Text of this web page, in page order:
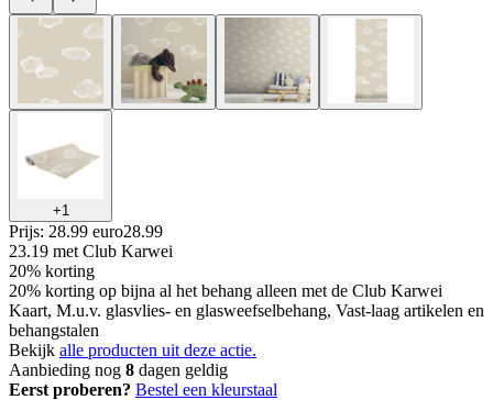
+1
Prijs: 28.99 euro28.99
23.19 met Club Karwei
20% korting
20% korting op bijna al het behang alleen met de Club Karwei
Kaart, M.u.v. glasvlies- en glasweefselbehang, Vast-laag artikelen en
behangstalen
Bekijk alle producten uit deze actie.
Aanbieding nog 8 dagen geldig
Eerst proberen? Bestel een kleurstaal